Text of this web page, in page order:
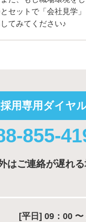
セットで「会社見学
てみてください♪
採用専用ダイヤ
855-
はご連絡が遅れ
[平日] 09：00 〜